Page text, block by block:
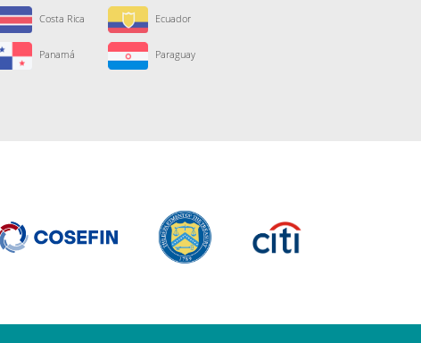
Costa Rica Ecuador
Panamá Paraguay